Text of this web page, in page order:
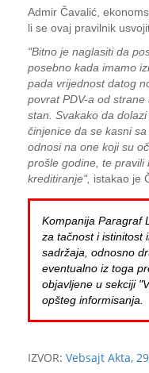
Admir Čavalić,
li se ovaj pravilnik
"Bitno je naglasiti da
posebno kada imamo
pada vrijednost datog
povrat PDV-a od
stan. Svakako da
činjenice da se kasni
odnosi na one koji su
prošle godine, te pravili
kreditiranje", istakao je
Kompanija Paragraf
za tačnost i istinitost
sadržaja, odnosno
eventualno iz toga
objavljene u sekciji
opšteg informisanja.
IZVOR: Vebsajt Akta,